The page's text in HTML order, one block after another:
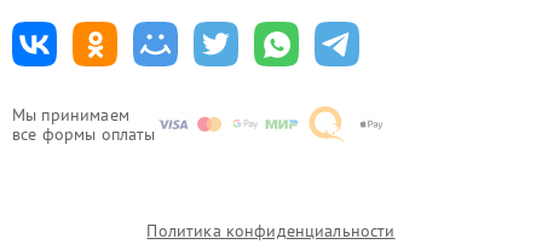
Мы принимаем
все формы оплаты
Политика конфиденциальности